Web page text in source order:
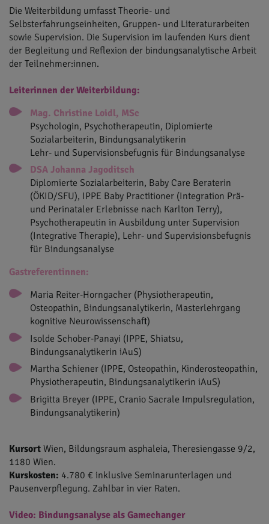
Die Weiterbildung umfasst Theorie- und
Selbsterfahrungseinheiten, Gruppen- und Literaturarbeiten
sowie Supervision. Die Supervision im laufenden Kurs dient
der Begleitung und Reflexion der bindungsanalytische Arbeit
der Teilnehmer:innen.
Leiterinnen der Weiterbildung:
Mag. Christine Loidl, MSc
Psychologin, Psychotherapeutin, Diplomierte
Sozialarbeiterin, Bindungsanalytikerin
Lehr- und Supervisionsbefugnis für Bindungsanalyse​​​​
DSA Johanna Jagoditsch
Diplomierte Sozialarbeiterin, Baby Care Beraterin
(ÖKID/SFU), IPPE Baby Practitioner (Integration Prä-
und Perinataler Erlebnisse nach Karlton Terry),
Psychotherapeutin in Ausbildung unter Supervision
(Integrative Therapie), Lehr- und Supervisionsbefugnis
für Bindungsanalyse
Gastreferentinnen:
Maria Reiter-Horngacher (Physiotherapeutin,
Osteopathin, Bindungsanalytikerin, Masterlehrgang
kognitive Neurowissenschaft)
Isolde Schober-Panayi (IPPE, Shiatsu,
Bindungsanalytikerin iAuS)
Martha Schiener (IPPE, Osteopathin, Kinderosteopathin,
Physiotherapeutin, Bindungsanalytikerin iAuS)
Brigitta Breyer (IPPE, Cranio Sacrale Impulsregulation,
Bindungsanalytikerin)
Kursort Wien, Bildungsraum asphaleia, Theresiengasse 9/2,
1180 Wien.
Kurskosten: 4.780 € inklusive Seminarunterlagen und
Pausenverpflegung. Zahlbar in vier Raten.
Video: Bindungsanalyse als Gamechanger